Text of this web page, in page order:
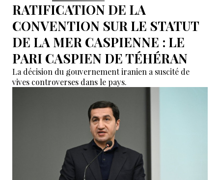
RATIFICATION DE LA
CONVENTION SUR LE STATUT
DE LA MER CASPIENNE : LE
PARI CASPIEN DE TÉHÉRAN
La décision du gouvernement iranien a suscité de
vives controverses dans le pays.